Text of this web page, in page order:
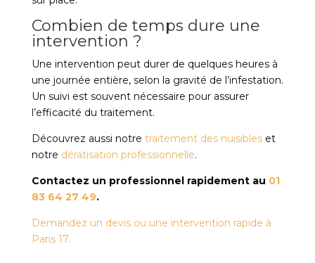
Combien de temps dure une
intervention ?
Une intervention peut durer de quelques heures à
une journée entière, selon la gravité de l’infestation.
Un suivi est souvent nécessaire pour assurer
l’efficacité du traitement.
Découvrez aussi notre traitement des nuisibleset
notre dératisation professionnelle.
Contactez un professionnel rapidement au 01
83 64 27 49.
Demandez un devis ou une intervention rapide à
Paris 17.